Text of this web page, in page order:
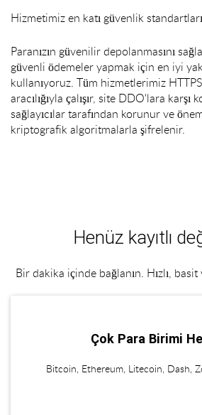
Hizmetimiz en katı güvenlik
Paranızın güvenilir depolanmasını
güvenli ödemeler yapmak için en iyi
kullanıyoruz. Tüm hizmetlerimiz HTTPS
aracılığıyla çalışır, site DDO'lara karşı
sağlayıcılar tarafından korunur ve
kriptografik algoritmalarla şifrelenir.
Henüz kayıtlı
Bir dakika içinde bağlanın. Hızlı,
Çok Para Birimi
Bitcoin, Ethereum, Litecoin, Dash,